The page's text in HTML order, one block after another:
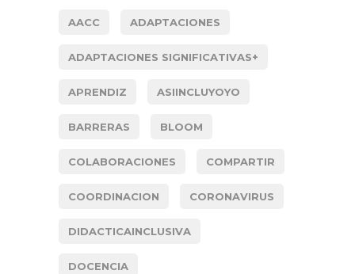
AACC ADAPTACIONES
ADAPTACIONES SIGNIFICATIVAS+
APRENDIZ ASIINCLUYOYO
BARRERAS BLOOM
COLABORACIONES COMPARTIR
COORDINACION CORONAVIRUS
DIDACTICAINCLUSIVA
DOCENCIA